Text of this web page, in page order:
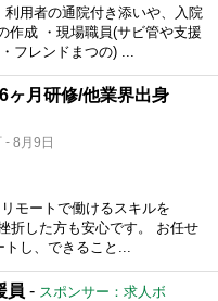
利用者の通院付き添いや、入院
作成 ・現場職員(サビ管や支援
フレンドまつの) ...
ヶ月研修/他業界出身
- 8月9日
モートで働けるスキルを
折した方も安心です。 お任せ
し、できること...
員 - スポンサー：求人ボ